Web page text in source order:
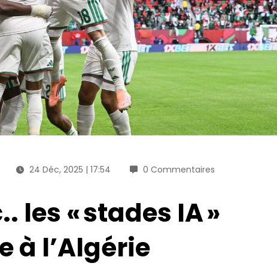
24 Déc, 2025 | 17:54 0 Commentaires
les « stades IA »
à l’Algérie